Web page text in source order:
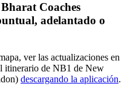
Coaches
adelantado o
ver las actualizaciones en
itinerario de NB1 de New
descargando la aplicación.